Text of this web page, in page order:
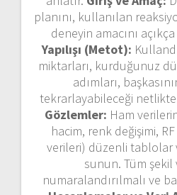
planını, kullanılan
deneyin amacını
Yapılışı (Metot):
miktarları, kurduğunuz
adımları,
tekrarlayabileceği netlikte
Gözlemler: Ham
hacim, renk değişimi,
verileri) düzenli tablolar
sunun. Tüm
numaralandırılmalı ve